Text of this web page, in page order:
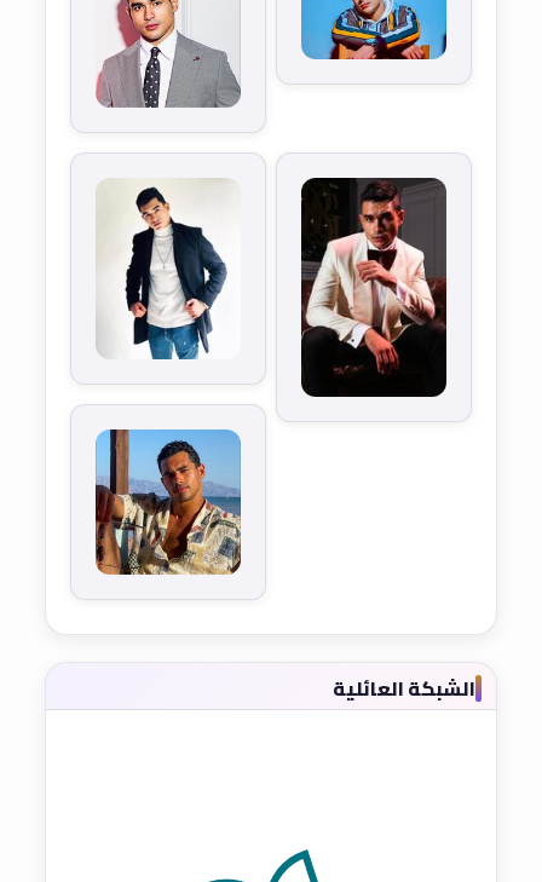
الشبكة العائلية